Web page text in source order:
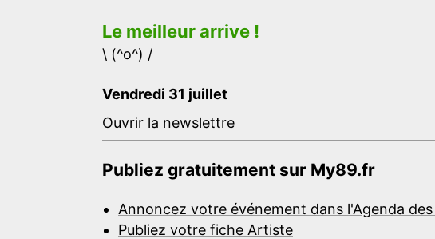
Le meilleur arrive !
\ (^o^) /
Vendredi 31 juillet
Ouvrir la newslettre
Publiez gratuitement sur My89.fr
Annoncez votre événement dans l'Agenda
Publiez votre fiche Artiste